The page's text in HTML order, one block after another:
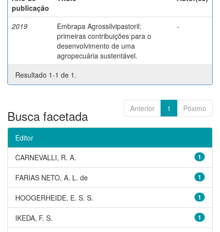
publicação
2019
Embrapa Agrossilvipastoril:
primeiras contribuições para o
desenvolvimento de uma
agropecuária sustentável.
-
Resultado 1-1 de 1.
Anterior 1 Póximo
Busca facetada
Editor
1
CARNEVALLI, R. A.
1
FARIAS NETO, A. L. de
1
HOOGERHEIDE, E. S. S.
1
IKEDA, F. S.